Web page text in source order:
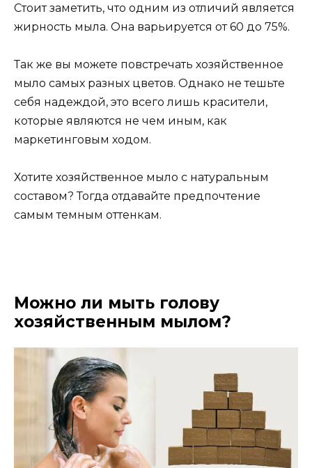
Стоит заметить, что одним из отличий является
жирность мыла. Она варьируется от 60 до 75%.
Так же вы можете повстречать хозяйственное
мыло самых разных цветов. Однако не тешьте
себя надеждой, это всего лишь красители,
которые являются не чем иным, как
маркетинговым ходом.
Хотите хозяйственное мыло с натуральным
составом? Тогда отдавайте предпочтение
самым темным оттенкам.
Можно ли мыть голову
хозяйственным мылом?